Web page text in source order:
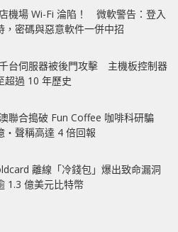
機場 Wi-Fi 淪陷！ 微軟警告：登入
，密碼與惡意軟件一併中招
台伺服器被後門攻擊 主機板控制器
超過 10 年歷史
聯合搗破 Fun Coffee 咖啡科研騙
聲稱高達 4 倍回報
離線「冷錢包」爆出致命漏洞
1.3 億美元比特幣